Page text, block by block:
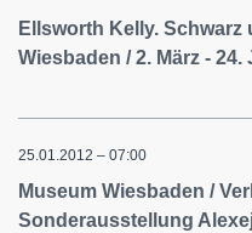
Ellsworth Kelly. Schwarz
Wiesbaden / 2. März - 24.
25.01.2012 – 07:00
Museum Wiesbaden /
Sonderausstellung